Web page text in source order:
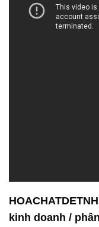
kinh doanh /